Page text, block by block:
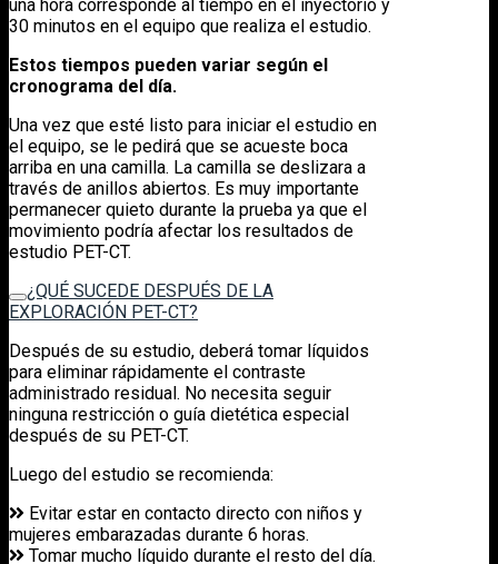
una hora corresponde al tiempo en el inyectorio y
30 minutos en el equipo que realiza el estudio.
Estos tiempos pueden variar según el
cronograma del día.
Una vez que esté listo para iniciar el estudio en
el equipo, se le pedirá que se acueste boca
arriba en una camilla. La camilla se deslizara a
través de anillos abiertos. Es muy importante
permanecer quieto durante la prueba ya que el
movimiento podría afectar los resultados de
estudio PET-CT.
¿QUÉ SUCEDE DESPUÉS DE LA
EXPLORACIÓN PET-CT?
Después de su estudio, deberá tomar líquidos
para eliminar rápidamente el contraste
administrado residual. No necesita seguir
ninguna restricción o guía dietética especial
después de su PET-CT.
Luego del estudio se recomienda:
Evitar estar en contacto directo con niños y
mujeres embarazadas durante 6 horas.
Tomar mucho líquido durante el resto del día.